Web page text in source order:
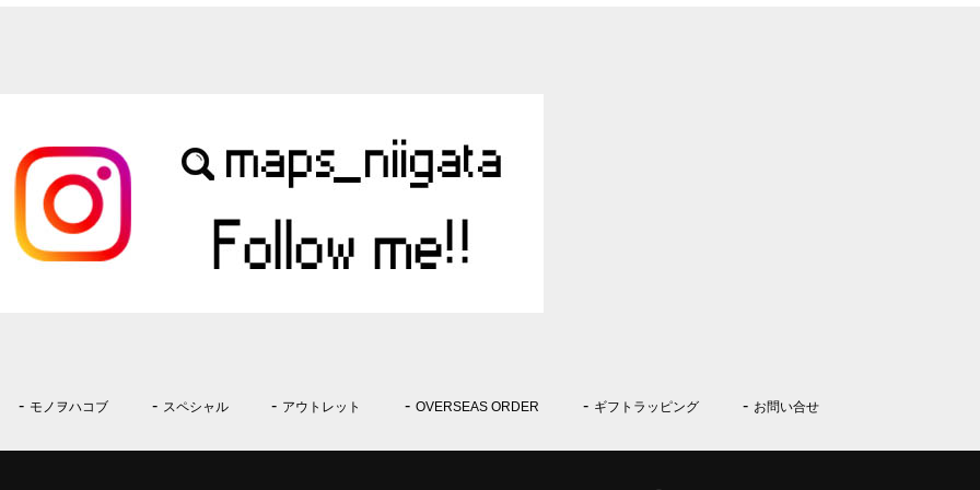
モノヲハコブ スペシャル アウトレット OVERSEAS ORDER ギフトラッピング お問い合せ